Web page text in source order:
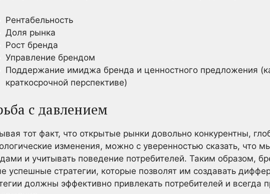
Рентабельность
Доля рынка
Рост бренда
Управление брендом
Поддержание имиджа бренда и ценностного предложения
краткосрочной перспективе)
с давлением
тот факт, что открытые рынки довольно конкурентны,
изменения, можно с уверенностью сказать, что
и учитывать поведение потребителей. Таким образом,
успешные стратегии, которые позволят им создавать
должны эффективно привлекать потребителей и всегда